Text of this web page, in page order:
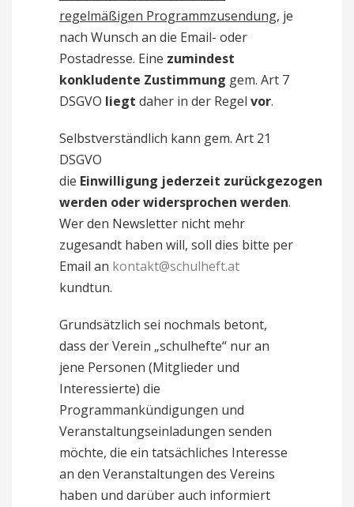
regelmäßigen Programmzusendung, je
nach Wunsch an die Email- oder
Postadresse. Eine zumindest
konkludente Zustimmung gem. Art 7
DSGVO liegt daher in der Regel vor.
Selbstverständlich kann gem. Art 21
DSGVO
die Einwilligung jederzeit zurückgezogen
werden oder widersprochen werden.
Wer den Newsletter nicht mehr
zugesandt haben will, soll dies bitte per
Email an kontakt@schulheft.at
kundtun.
Grundsätzlich sei nochmals betont,
dass der Verein „schulhefte“ nur an
jene Personen (Mitglieder und
Interessierte) die
Programmankündigungen und
Veranstaltungseinladungen senden
möchte, die ein tatsächliches Interesse
an den Veranstaltungen des Vereins
haben und darüber auch informiert